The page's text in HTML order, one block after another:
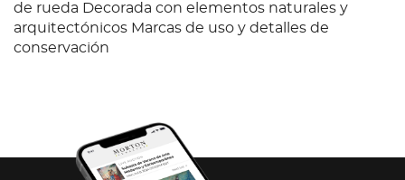
de rueda Decorada con elementos naturales y
arquitectónicos Marcas de uso y detalles de
conservación